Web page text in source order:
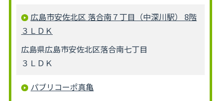
広島市安佐北区 落合南７丁目（中深川駅） 8階
３ＬＤＫ
広島県広島市安佐北区落合南七丁目
３ＬＤＫ
パブリコーポ真亀